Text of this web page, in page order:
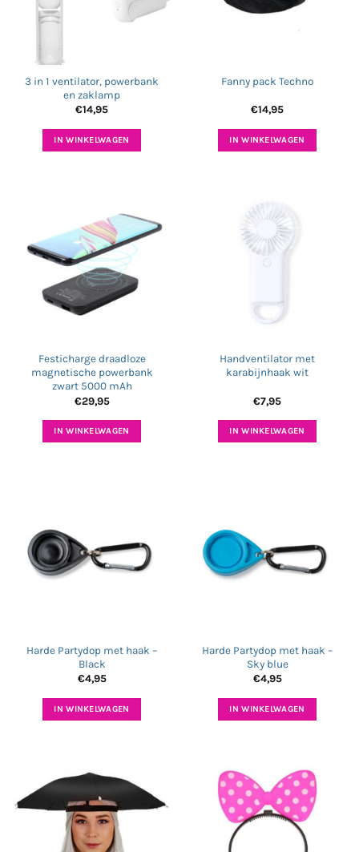
3 in 1 ventilator, powerbank
en zaklamp
€14,95
IN WINKELWAGEN
Fanny pack Techno
€14,95
IN WINKELWAGEN
Festicharge draadloze
magnetische powerbank
zwart 5000 mAh
€29,95
IN WINKELWAGEN
Handventilator met
karabijnhaak wit
€7,95
IN WINKELWAGEN
Harde Partydop met haak –
Black
€4,95
IN WINKELWAGEN
Harde Partydop met haak –
Sky blue
€4,95
IN WINKELWAGEN